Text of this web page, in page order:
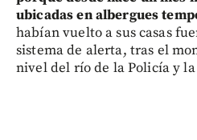
ubicadas en albergues
habían vuelto a sus casas
sistema de alerta, tras el
nivel del río de la Policía y